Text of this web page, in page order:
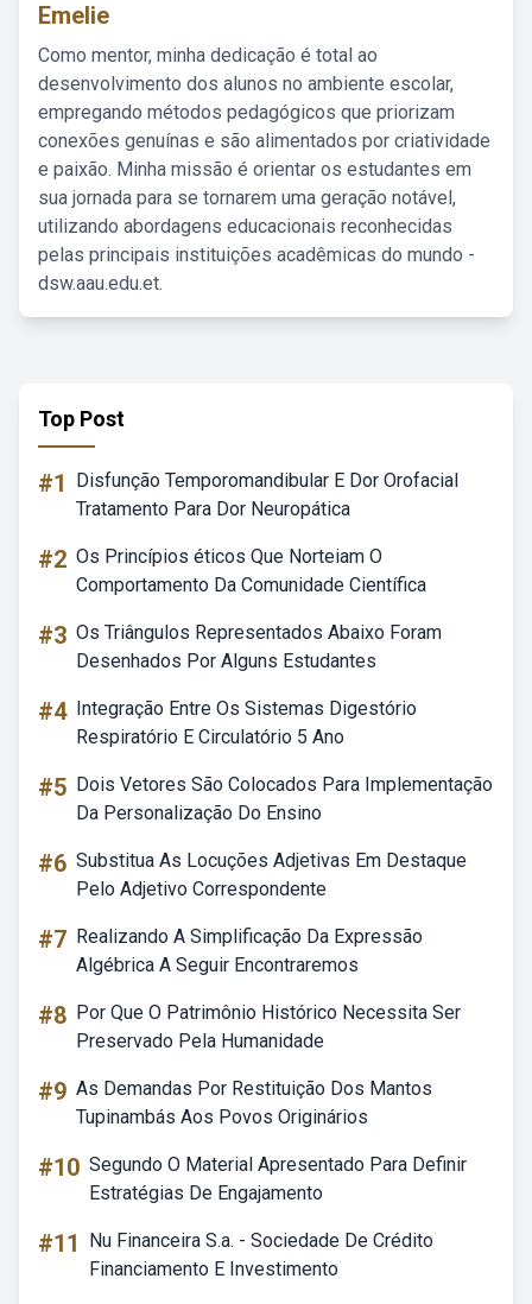
Emelie
Como mentor, minha dedicação é total ao
desenvolvimento dos alunos no ambiente escolar,
empregando métodos pedagógicos que priorizam
conexões genuínas e são alimentados por criatividade
e paixão. Minha missão é orientar os estudantes em
sua jornada para se tornarem uma geração notável,
utilizando abordagens educacionais reconhecidas
pelas principais instituições acadêmicas do mundo -
dsw.aau.edu.et.
Top Post
#1
Disfunção Temporomandibular E Dor Orofacial
Tratamento Para Dor Neuropática
#2 Os Princípios éticos Que Norteiam O
Comportamento Da Comunidade Científica
#3 Os Triângulos Representados Abaixo Foram
Desenhados Por Alguns Estudantes
#4 Integração Entre Os Sistemas Digestório
Respiratório E Circulatório 5 Ano
#5 Dois Vetores São Colocados Para Implementação
Da Personalização Do Ensino
#6 Substitua As Locuções Adjetivas Em Destaque
Pelo Adjetivo Correspondente
#7 Realizando A Simplificação Da Expressão
Algébrica A Seguir Encontraremos
#8 Por Que O Patrimônio Histórico Necessita Ser
Preservado Pela Humanidade
#9 As Demandas Por Restituição Dos Mantos
Tupinambás Aos Povos Originários
#10 Segundo O Material Apresentado Para Definir
Estratégias De Engajamento
#11
Nu Financeira S.a. - Sociedade De Crédito
Financiamento E Investimento